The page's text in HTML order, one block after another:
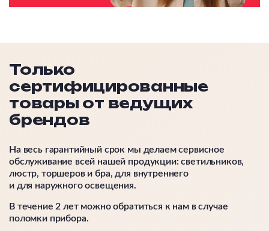
Только
сертифицированные
товары от ведущих
брендов
На весь гарантийный срок мы делаем сервисное
обслуживание всей нашей продукции: светильников,
люстр, торшеров и бра, для внутреннего
и для наружного освещения.
В течение 2 лет можно обратиться к нам в случае
поломки прибора.